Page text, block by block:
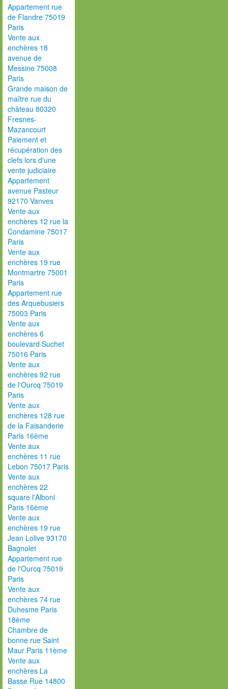
Appartement rue
de Flandre 75019
Paris
Vente aux
enchères 18
avenue de
Messine 75008
Paris
Grande maison de
maître rue du
château 80320
Fresnes-
Mazancourt
Paiement et
récupération des
clefs lors d'une
vente judiciaire
Appartement
avenue Pasteur
92170 Vanves
Vente aux
enchères 12 rue la
Condamine 75017
Paris
Vente aux
enchères 19 rue
Montmartre 75001
Paris
Appartement rue
des Arquebusiers
75003 Paris
Vente aux
enchères 6
boulevard Suchet
75016 Paris
Vente aux
enchères 92 rue
de l'Ourcq 75019
Paris
Vente aux
enchères 128 rue
de la Faisanderie
Paris 16ème
Vente aux
enchères 11 rue
Lebon 75017 Paris
Vente aux
enchères 22
square l'Alboni
Paris 16ème
Vente aux
enchères 19 rue
Jean Lolive 93170
Bagnolet
Appartement rue
de l'Ourcq 75019
Paris
Vente aux
enchères 74 rue
Duhesme Paris
18ème
Chambre de
bonne rue Saint
Maur Paris 11ème
Vente aux
enchères La
Basse Rue 14800